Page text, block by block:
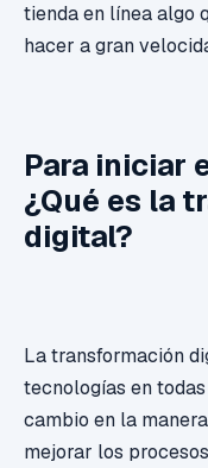
tienda en línea algo
hacer a gran
Para iniciar
¿Qué es la
digital?
La transformación
tecnologías en
cambio en la
mejorar los